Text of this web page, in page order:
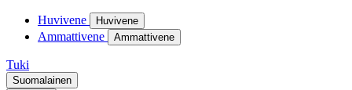
Huvivene Huvivene
Ammattivene Ammattivene
Tuki
Suomalainen